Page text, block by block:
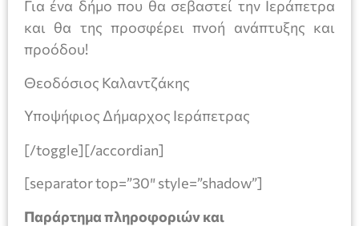
Για ένα δήμο που θα σεβαστεί την Ιεράπετρα
και θα της προσφέρει πνοή ανάπτυξης και
προόδου!
Θεοδόσιος Καλαντζάκης
Υποψήφιος Δήμαρχος Ιεράπετρας
[/toggle][/accordian]
[separator top=”30″ style=”shadow”]
Παράρτημα πληροφοριών και